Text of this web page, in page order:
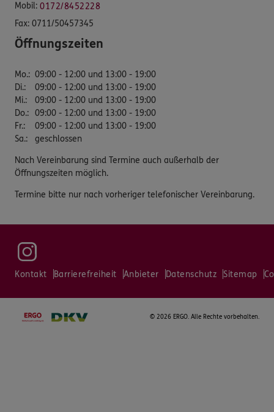
Mobil: 0172/8452228
Fax: 0711/50457345
Öffnungszeiten
Mo.: 09:00 - 12:00 und 13:00 - 19:00
Di.:
09:00 - 12:00 und 13:00 - 19:00
Mi.:
09:00 - 12:00 und 13:00 - 19:00
Do.: 09:00 - 12:00 und 13:00 - 19:00
Fr.:
09:00 - 12:00 und 13:00 - 19:00
Sa.: geschlossen
Nach Vereinbarung sind Termine auch außerhalb der
Öffnungszeiten möglich.
Termine bitte nur nach vorheriger telefonischer Vereinbarung.
Kontakt Barrierefreiheit Anbieter Datenschutz Sitemap
© 2026 ERGO. Alle Rechte vorbehalten.